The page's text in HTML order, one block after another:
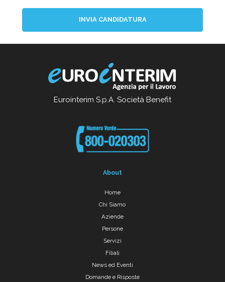
INVIA CANDIDATURA
Eurointerim S.p.A. Società Benefit
About
Home
Chi Siamo
Aziende
Persone
Servizi
Filiali
News ed Eventi
Domande e Risposte